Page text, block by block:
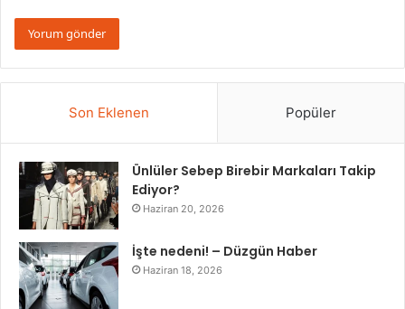
Son Eklenen Popüler
Ünlüler Sebep Birebir Markaları Takip
Ediyor?
Haziran 20, 2026
İşte nedeni! – Düzgün Haber
Haziran 18, 2026